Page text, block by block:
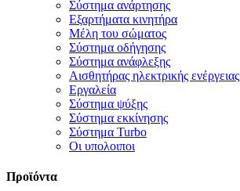
Σύστημα ανάρτησης
Εξαρτήματα κινητήρα
Μέλη του σώματος
Σύστημα οδήγησης
Σύστημα ανάφλεξης
Αισθητήρας ηλεκτρικής ενέργειας
Εργαλεία
Σύστημα ψύξης
Σύστημα εκκίνησης
Σύστημα Turbo
Οι υπολοιποι
Προϊόντα